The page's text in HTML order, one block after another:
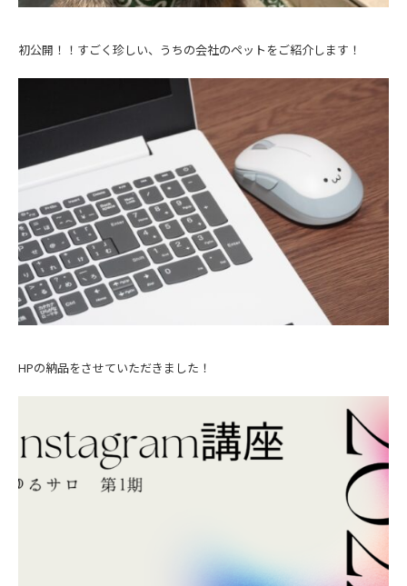
初公開！！すごく珍しい、うちの会社のペットをご紹介します！
HPの納品をさせていただきました！